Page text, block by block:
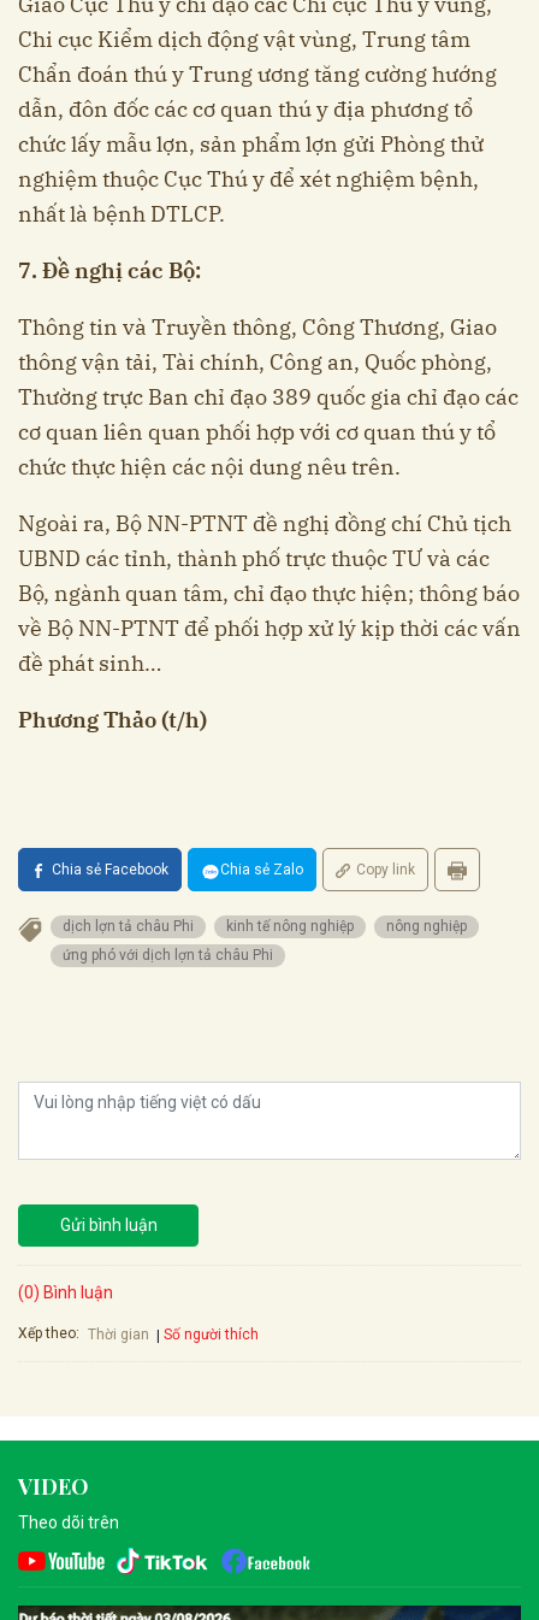
Chi cục Kiểm dịch động vật vùng, Trung tâm
Chẩn đoán thú y Trung ương tăng cường hướng
dẫn, đôn đốc các cơ quan thú y địa phương tổ
chức lấy mẫu lợn, sản phẩm lợn gửi Phòng thử
nghiệm thuộc Cục Thú y để xét nghiệm bệnh,
nhất là bệnh DTLCP.
7. Đề nghị các Bộ:
Thông tin và Truyền thông, Công Thương, Giao
thông vận tải, Tài chính, Công an, Quốc phòng,
Thường trực Ban chỉ đạo 389 quốc gia chỉ đạo các
cơ quan liên quan phối hợp với cơ quan thú y tổ
chức thực hiện các nội dung nêu trên.
Ngoài ra, Bộ NN-PTNT đề nghị đồng chí Chủ tịch
UBND các tỉnh, thành phố trực thuộc TƯ và các
Bộ, ngành quan tâm, chỉ đạo thực hiện; thông báo
về Bộ NN-PTNT để phối hợp xử lý kịp thời các vấn
đề phát sinh…
Phương Thảo (t/h)
Chia sẻ Facebook Chia sẻ Zalo Copy link
dịch lợn tả châu Phi kinh tế nông nghiệp
nông nghiệp
ứng phó với dịch lợn tả châu Phi
Gửi bình luận
(0) Bình luận
Xếp theo: Thời gian Số người thích
VIDEO
Theo dõi trên